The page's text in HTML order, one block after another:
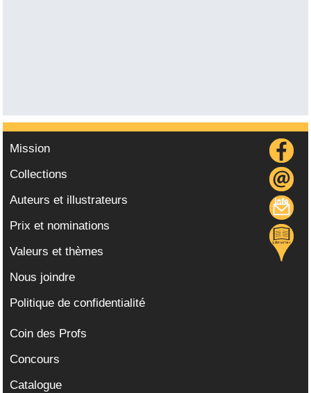
Mission
Collections
Auteurs et illustrateurs
Prix et nominations
Valeurs et thèmes
Nous joindre
Politique de confidentialité
Coin des Profs
Concours
Catalogue